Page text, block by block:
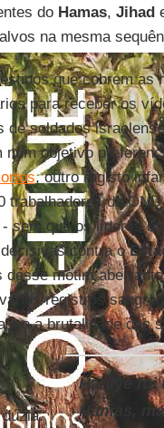
do Hamas, Jihad
na mesma
que cobrem as
para receber os
soldados
objetivo
, outro registo
trabalhadores da
sem que os líderes
decisivas contra o
motim
registros
a brutalidade das
Haniye foi
Hamas,